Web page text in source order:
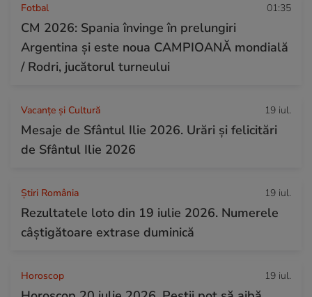
Fotbal 01:35
CM 2026: Spania învinge în prelungiri
Argentina și este noua CAMPIOANĂ mondială
/ Rodri, jucătorul turneului
Vacanțe și Cultură 19 iul.
Mesaje de Sfântul Ilie 2026. Urări și felicitări
de Sfântul Ilie 2026
Știri România 19 iul.
Rezultatele loto din 19 iulie 2026. Numerele
câștigătoare extrase duminică
Horoscop 19 iul.